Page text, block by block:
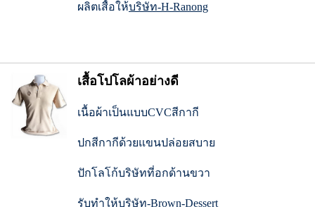
ผลิตเสื้อให้บริษัท-H-Ranong
เสื้อโปโลผ้าอย่างดี
เนื้อผ้าเป็นแบบCVCสีกากี
ปกสีกากีด้วยแขนปล่อยสบาย
ปักโลโก้บริษัทที่อกด้านขวา
รับทำให้บริษัท-Brown-Dessert